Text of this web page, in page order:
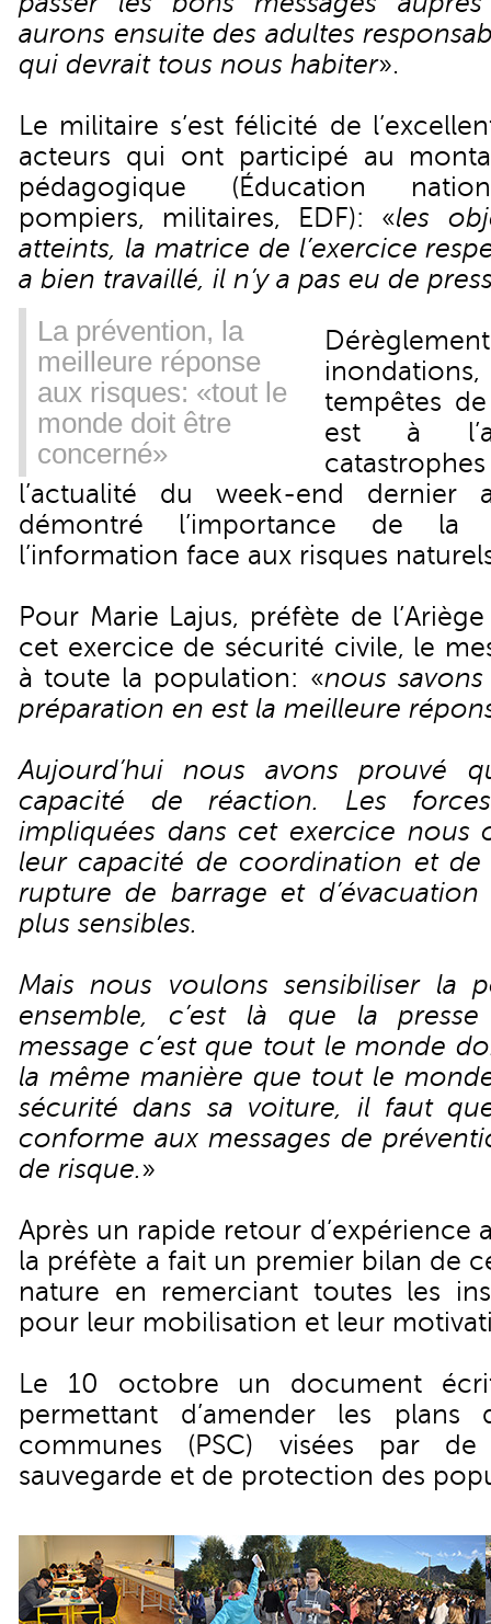
aurons ensuite des adultes
qui devrait tous nous habiter».
Le militaire s’est félicité de
acteurs qui ont participé au
pédagogique (Éducation
pompiers, militaires, EDF): «les
atteints, la matrice de l’exercice
a bien travaillé, il n’y a pas eu de
La prévention, la
meilleure réponse
aux risques: «tout le
monde doit être
concerné»
tempêtes
est à
l’actualité du week-end
démontré l’importance de
l’information face aux risques
Pour Marie Lajus, préfète de
cet exercice de sécurité civile, le
à toute la population: «nous
préparation en est la meilleure
Aujourd’hui nous avons prouvé
capacité de réaction. Les
impliquées dans cet exercice nous
leur capacité de coordination et de
rupture de barrage et
plus sensibles.
Mais nous voulons sensibiliser la
ensemble, c’est là que la
message c’est que tout le monde
la même manière que tout le
sécurité dans sa voiture, il faut
conforme aux messages de
de risque.»
Après un rapide retour d’expérience
la préfète a fait un premier bilan de
nature en remerciant toutes les
pour leur mobilisation et leur
Le 10 octobre un document
permettant d’amender les plans
communes (PSC) visées par
sauvegarde et de protection des